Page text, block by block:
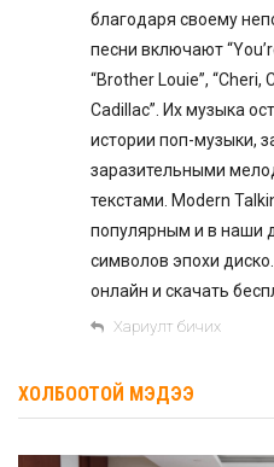
благодаря своему
песни включают
“Brother Louie”, “Cheri,
Cadillac”. Их музыка
истории поп-музыки,
заразительными
текстами. Modern
популярным и в наши
символов эпохи диско.
онлайн и скачать
Хариулт бичих
ХОЛБООТОЙ МЭДЭЭ